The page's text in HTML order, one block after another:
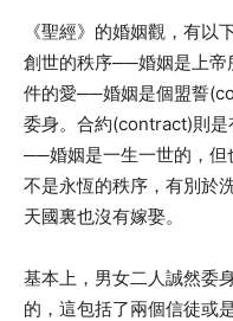
《聖經》的婚姻觀，有以
創世的秩序──婚姻是上帝
件的愛──婚姻是個盟誓
委身。合約(contract)則
──婚姻是一生一世的，但
不是永恆的秩序，有別於
天國裏也沒有嫁娶。
基本上，男女二人誠然委
的，這包括了兩個信徒或